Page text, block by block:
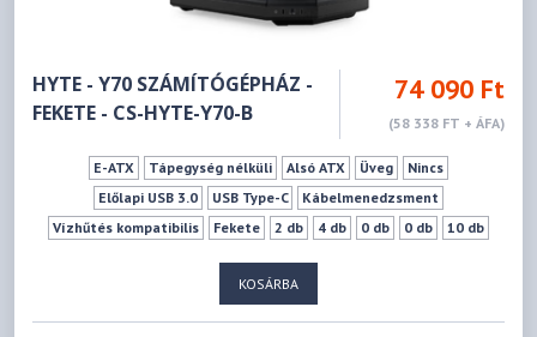
HYTE - Y70 SZÁMÍTÓGÉPHÁZ -
FEKETE - CS-HYTE-Y70-B
74 090 Ft
(58 338 FT + ÁFA)
E-ATX Tápegység nélküli Alsó ATX Üveg
Nincs
Előlapi USB 3.0
USB Type-C
Kábelmenedzsment
Vízhűtés kompatibilis
Fekete 2 db 4 db 0 db 0 db
10 db
KOSÁRBA